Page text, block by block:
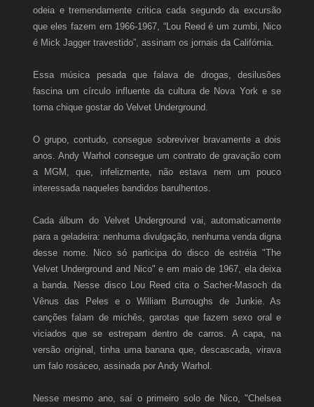
odeia e tremendamente critica cada segundo da excursão
que eles fazem em 1966-1967, “Lou Reed é um zumbi, Nico
é Mick Jagger travestido”, assinam os jornais da Califórnia.
Essa música pesada que falava de drogas, desilusões
fascina um círculo influente da cultura de Nova York e se
torna chique gostar do Velvet Underground.
O grupo, contudo, consegue sobreviver bravamente a dois
anos. Andy Warhol consegue um contrato de gravação com
a MGM, que, infelizmente, não estava nem um pouco
interessada naqueles bandidos barulhentos.
Cada álbum do Velvet Underground vai, automaticamente
para a geladeira: nenhuma divulgação, nenhuma venda digna
desse nome. Nico só participa do disco de estréia "The
Velvet Underground and Nico" e em maio de 1967, ela deixa
a banda. Nesse disco Lou Reed cita o Sacher-Masoch da
Vênus das Peles e o William Burroughs de Junkie. As
canções falam de michês, garotas que fazem sexo oral e
viciados que se estrepam dentro de carros. A capa, na
versão original, tinha uma banana que, descascada, virava
um falo rosáceo, assinada por Andy Warhol.
Nesse mesmo ano, saí o primeiro solo de Nico, "Chelsea